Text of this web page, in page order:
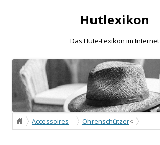
Hutlexikon
Das Hüte-Lexikon im Internet
Accessoires Ohrenschützer<
Ohrenschützer für warme Ohren!